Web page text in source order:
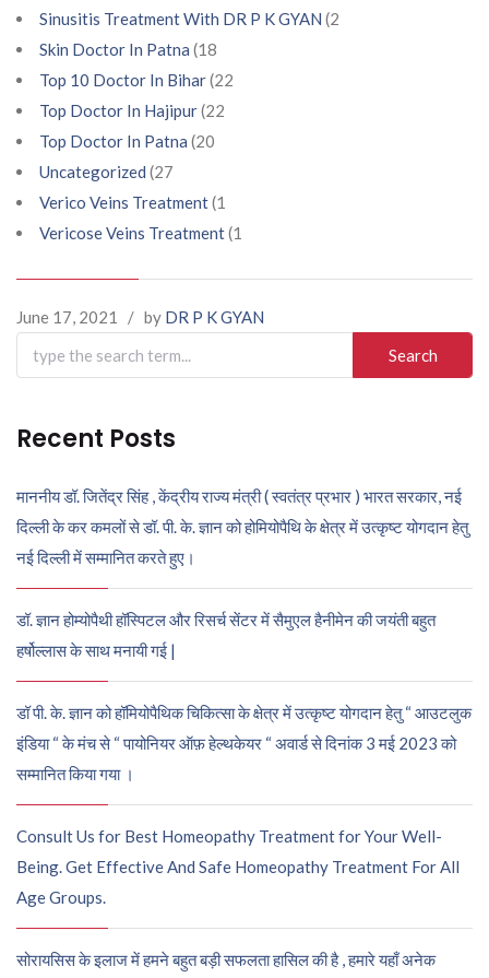
Sinusitis Treatment With DR P K GYAN (2
Skin Doctor In Patna (18
Top 10 Doctor In Bihar(22
Top Doctor In Hajipur(22
Top Doctor In Patna (20
Uncategorized (27
Verico Veins Treatment(1
Vericose Veins Treatment(1
June 17, 2021 / by DR P K GYAN
Search
for:
Recent Posts
माननीय डॉ. जितेंद्र सिंह , केंद्रीय राज्य मंत्री ( स्वतंत्र प्रभार ) भारत सरकार, नई
दिल्ली के कर कमलों से डॉ. पी. के. ज्ञान को होमियोपैथि के क्षेत्र में उत्कृष्ट योगदान हेतु
नई दिल्ली में सम्मानित करते हुए।
डॉ. ज्ञान होम्योपैथी हॉस्पिटल और रिसर्च सेंटर में सैमुएल हैनीमेन की जयंती बहुत
हर्षोल्लास के साथ मनायी गई |
डॉ पी. के. ज्ञान को हॉमियोपैथिक चिकित्सा के क्षेत्र में उत्कृष्ट योगदान हेतु “ आउटलुक
इंडिया “ के मंच से “ पायोनियर ऑफ़ हेल्थकेयर “ अवार्ड से दिनांक 3 मई 2023 को
सम्मानित किया गया ।
Consult Us for Best Homeopathy Treatment for Your Well-
Being. Get Effective And Safe Homeopathy Treatment For All
Age Groups.
सोरायसिस के इलाज में हमने बहुत बड़ी सफलता हासिल की है , हमारे यहाँ अनेक